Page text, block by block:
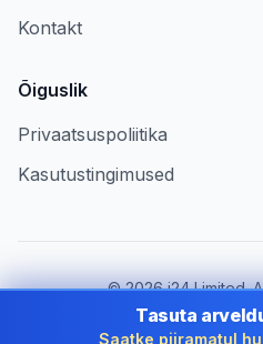
Kontakt
Õiguslik
Privaatsuspoliitika
Kasutustingimused
©2026i24 Limited.
Ettevõtetele
Tasuta
Saatke piiramatul